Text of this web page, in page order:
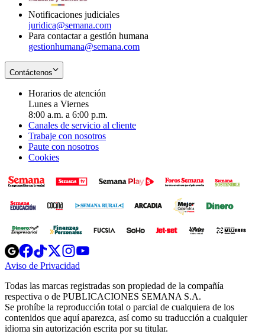
Notificaciones judiciales
juridica@semana.com
Para contactar a gestión humana
gestionhumana@semana.com
Contáctenos
Horarios de atención
Lunes a Viernes
8:00 a.m. a 6:00 p.m.
Canales de servicio al cliente
Trabaje con nosotros
Paute con nosotros
Cookies
Opens
in
new
Opens
in
new
Opens
in
new
window
Opens
new
windowwindow
Aviso de Privacidad
new
window
Todas las marcas registradas son propiedad de la compañía
respectiva o de PUBLICACIONES SEMANA S.A.
Se prohíbe la reproducción total o parcial de cualquiera de los
contenidos que aquí aparezca, así como su traducción a cualquier
idioma sin autorización escrita por su titular.